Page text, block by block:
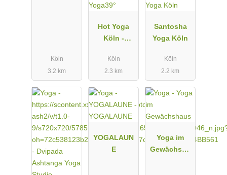
Köln
3.2 km
Hot Yoga
Köln -
Köln
2.3 km
Santosha
Yoga Köln
Köln
2.2 km
YOGALAUN
E
Yoga im
Gewächsha